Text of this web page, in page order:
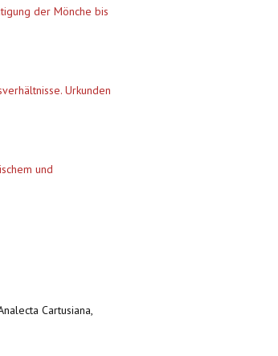
der Mönche bis
Urkunden
und
Cartusiana,